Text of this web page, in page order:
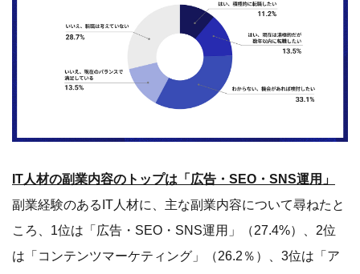
副業経験のあるIT人材に、主な副業内容について尋ねたと
ころ、1位は「広告・SEO・SNS運用」（27.4%）、2位
は「コンテンツマーケティング」（26.2％）、3位は「ア
クセス解析・サイト改善」（24.8%）となり、副業ではデ
ジタルマーケティングに関連する業務に携わるIT人材が多
いという結果になりました。